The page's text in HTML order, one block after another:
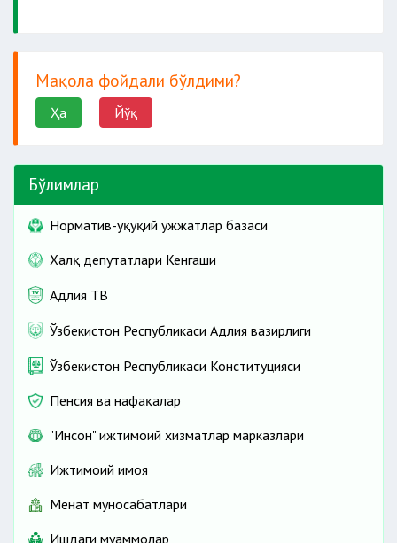
Мақола фойдали бўлдими?
Ҳа Йўқ
Бўлимлар
Норматив-ҳуқуқий ҳужжатлар базаси
Халқ депутатлари Кенгаши
Адлия ТВ
Ўзбекистон Республикаси Адлия вазирлиги
Ўзбекистон Республикаси Конституцияси
Пенсия ва нафақалар
"Инсон" ижтимоий хизматлар марказлари
Ижтимоий ҳимоя
Меҳнат муносабатлари
Ишдаги муаммолар